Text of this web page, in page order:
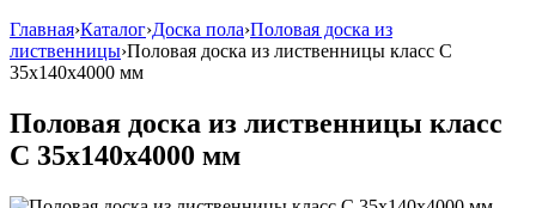
Главная›Каталог›Доска пола›Половая доска из
лиственницы›Половая доска из лиственницы класс С
35x140x4000 мм
Половая доска из лиственницы класс
С 35x140x4000 мм